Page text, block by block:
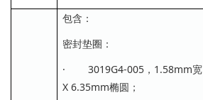
包含：
密封垫圈：
· 3019G4-005，1.58mm宽
X 6.35mm椭圆；